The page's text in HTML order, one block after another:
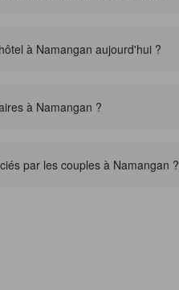
à Namangan aujourd'hui ?
à Namangan ?
par les couples à Namangan ?